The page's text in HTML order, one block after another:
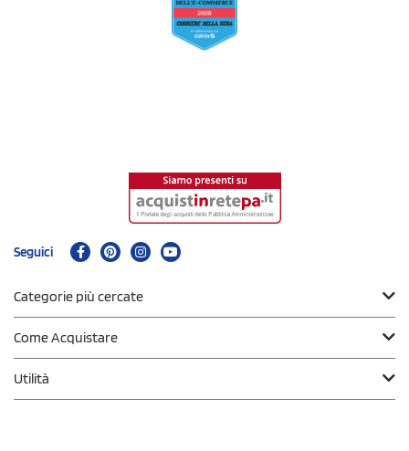
Seguici
Categorie più cercate
Come Acquistare
Utilità